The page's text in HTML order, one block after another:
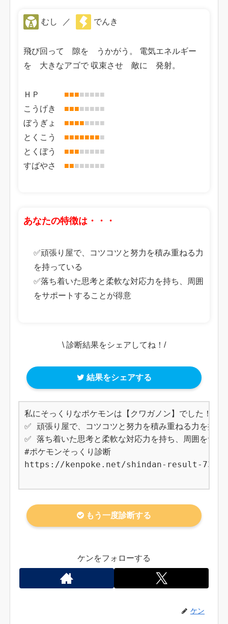
むし ／ でんき
飛び回って 隙を うかがう。 電気エネルギー
を 大きなアゴで 収束させ 敵に 発射。
ＨＰ ■■■■■■■■
こうげき ■■■■■■■■
ぼうぎょ ■■■■■■■■
とくこう ■■■■■■■■
とくぼう ■■■■■■■■
すばやさ ■■■■■■■■
あなたの特徴は・・・
✅頑張り屋で、コツコツと努力を積み重ねる力
を持っている
✅落ち着いた思考と柔軟な対応力を持ち、周囲
をサポートすることが得意
\ 診断結果をシェアしてね！/
結果をシェアする
私にそっくりなポケモンは【クワガノン】でした！
✅ 頑張り屋で、コツコツと努力を積み重ねる力を持っ
✅ 落ち着いた思考と柔軟な対応力を持ち、周囲をサポ
#ポケモンそっくり診断
https://kenpoke.net/shindan-result-738
もう一度診断する
ケンをフォローする
ケン